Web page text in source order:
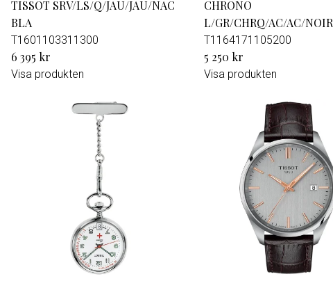
TISSOT SRV/LS/Q/JAU/JAU/NAC
BLA
T1601103311300
6 395 kr
Visa produkten
CHRONO
L/GR/CHRQ/AC/AC/NOIR
T1164171105200
5 250 kr
Visa produkten